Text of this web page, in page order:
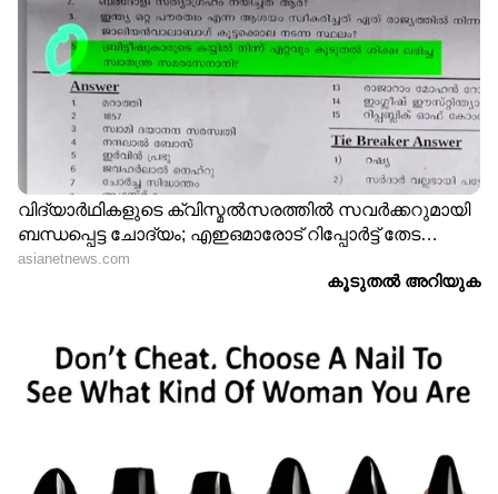
15
കാഞ്ഞിരപ്പുഴയിൽ വെള്ളം ക്രമാതീതമായി
കൂടുന്നതിനാൽ പുഴയോരത്ത് താമസിക്കുന്നവർ
കണിച്ചാർ കേളകം പഞ്ചായത്തുകളിൽ വ്യാപക
കൃഷി നാശവുമുണ്ടായിട്ടുണ്ട്. ഒരുമാസം മുൻപ്
കോളനിയിലെ ചന്ദ്രൻ, രണ്ടര വയസുകാരി നുമ